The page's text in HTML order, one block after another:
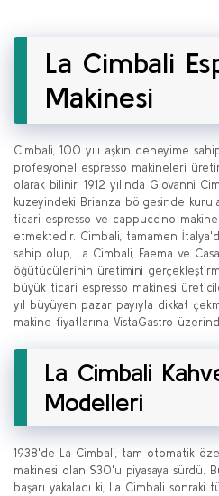
La Cimbali
Makinesi
Cimbali, 100 yılı aşkın deneyime
profesyonel espresso makineleri
olarak bilinir. 1912 yılında Giovanni
kuzeyindeki Brianza bölgesinde
ticari espresso ve cappuccino
etmektedir. Cimbali, tamamen
sahip olup, La Cimbali, Faema ve
öğütücülerinin üretimini
büyük ticari espresso makinesi
yıl büyüyen pazar payıyla dikkat
makine fiyatlarına VistaGastro
La Cimbali
Modelleri
1938'de La Cimbali, tam otomatik
makinesi olan S30'u piyasaya sürdü.
başarı yakaladı ki, La Cimbali